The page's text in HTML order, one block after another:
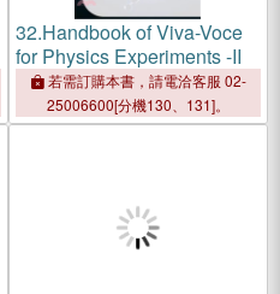
32.Handbook of Viva-Voce
for Physics Experiments -II
若需訂購本書，請電洽客服 02-
25006600[分機130、131]。